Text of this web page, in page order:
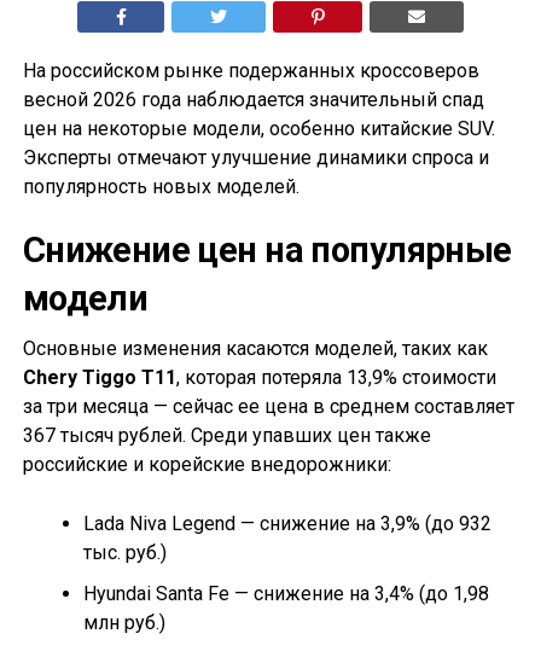
На российском рынке подержанных кроссоверов
весной 2026 года наблюдается значительный спад
цен на некоторые модели, особенно китайские SUV.
Эксперты отмечают улучшение динамики спроса и
популярность новых моделей.
Снижение цен на популярные
модели
Основные изменения касаются моделей, таких как
Chery Tiggo T11, которая потеряла 13,9% стоимости
за три месяца — сейчас ее цена в среднем составляет
367 тысяч рублей. Среди упавших цен также
российские и корейские внедорожники:
Lada Niva Legend — снижение на 3,9% (до 932
тыс. руб.)
Hyundai Santa Fe — снижение на 3,4% (до 1,98
млн руб.)